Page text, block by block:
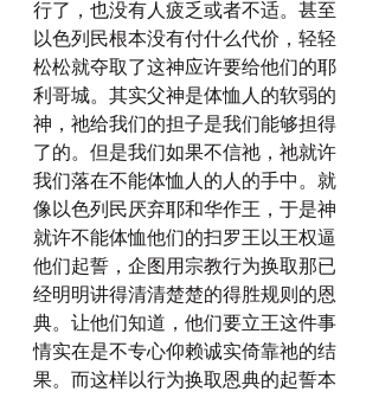
行了，也没有人疲乏或者不适。甚至
以色列民根本没有付什么代价，轻轻
松松就夺取了这神应许要给他们的耶
利哥城。其实父神是体恤人的软弱的
神，祂给我们的担子是我们能够担得
了的。但是我们如果不信祂，祂就许
我们落在不能体恤人的人的手中。就
像以色列民厌弃耶和华作王，于是神
就许不能体恤他们的扫罗王以王权逼
他们起誓，企图用宗教行为换取那已
经明明讲得清清楚楚的得胜规则的恩
典。让他们知道，他们要立王这件事
情实在是不专心仰赖诚实倚靠祂的结
果。而这样以行为换取恩典的起誓本